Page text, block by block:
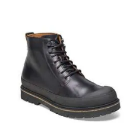
échantillons
couleurs
modifiera
l’image